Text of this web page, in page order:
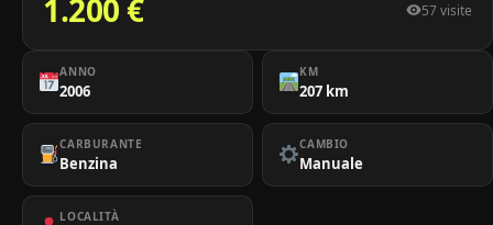
1.200 € 57 visite
ANNO
2006
KM
207 km
CARBURANTE
Benzina
CAMBIO
Manuale
LOCALITÀ